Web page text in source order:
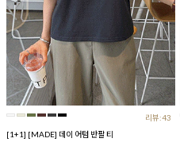
리뷰:43
[1+1] [MADE] 데이 어텀 반팔 티